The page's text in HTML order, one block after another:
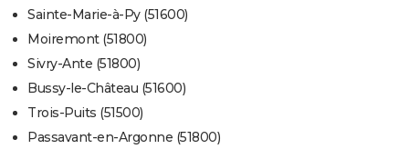
Sainte-Marie-à-Py (51600)
Moiremont (51800)
Sivry-Ante (51800)
Bussy-le-Château (51600)
Trois-Puits (51500)
Passavant-en-Argonne (51800)